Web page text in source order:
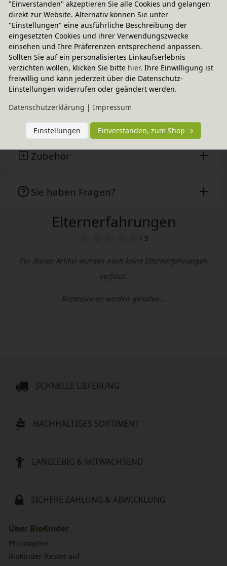
Lieferbar in 2 - 4 Wochen
CO2-neutraler Paketversand
weitere Informationen
Technische Daten
Zubehör
Sie haben Fragen?
Elternerfahrungen
/ 5
Für diesen Artikel wurden noch keine Elternerfahrungen
verfasst.
Rezensionen werden geladen...
SCHNELLE LIEFERUNG
NACHHALTIGES SORTIMENT
LANGLEBIG & MITWACHSEND
SICHERE ZAHLUNG & ABWICKLUNG
Über BioKinder
Philosophie
BioKinder forstet auf
"Einverstanden" akzeptieren Sie alle Cookies und gelangen
direkt zur Website. Alternativ können Sie unter
"Einstellungen" eine ausführliche Beschreibung der
eingesetzten Cookies und ihrer Verwendungszwecke
einsehen und Ihre Präferenzen entsprechend anpassen.
Sollten Sie auf ein personalisiertes Einkaufserlebnis
verzichten wollen, klicken Sie bitte hier. Ihre Einwilligung ist
freiwillig und kann jederzeit über die Datenschutz-
Einstellungen widerrufen oder geändert werden.
Daten­schutz­erklärung | Impressum
Einstellungen Einverstanden, zum Shop →